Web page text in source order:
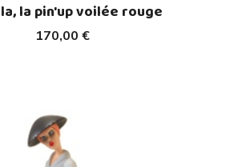
170,00 €
la pin'up voilée rouge